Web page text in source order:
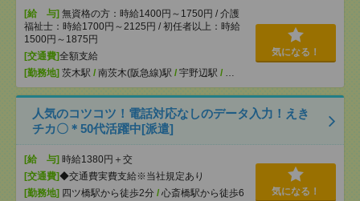
[給 与] 無資格の方：時給1400円～1750円 / 介護
福祉士：時給1700円～2125円 / 初任者以上：時給
1500円～1875円
[交通費]全額支給
[勤務地] 茨木駅 / 南茨木(阪急線)駅 / 宇野辺駅 / …
気になる！
人気のコツコツ！電話対応なしのデータ入力！えき
チカ〇＊50代活躍中[派遣]
[給 与] 時給1380円＋交
[交通費]◆交通費実費支給※当社規定あり
[勤務地] 四ツ橋駅から徒歩2分 / 心斎橋駅から徒歩6
気になる！